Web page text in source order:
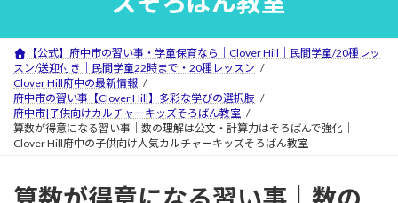
【公式】府中市の習い事・学童保育なら｜Clover Hill｜民間学童/20種レッ
スン/送迎付き｜民間学童22時まで・20種レッスン
Clover Hill府中の最新情報
府中市の習い事【Clover Hill】多彩な学びの選択肢
府中市|子供向けカルチャーキッズそろばん教室
算数が得意になる習い事｜数の理解は公文・計算力はそろばんで強化｜
Clover Hill府中の子供向け人気カルチャーキッズそろばん教室